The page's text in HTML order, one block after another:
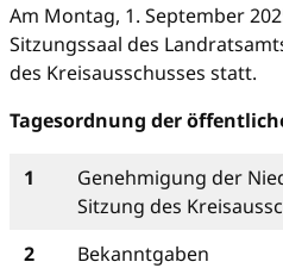
Am Montag, 1. September
Sitzungssaal des
des Kreisausschusses statt.
Tagesordnung der
1
Genehmigung der
Sitzung des
2
Bekanntgaben